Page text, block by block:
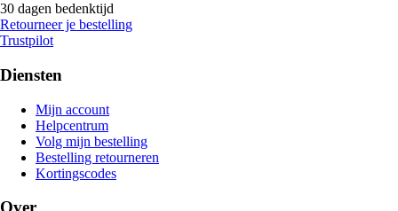
30 dagen bedenktijd
Retourneer je bestelling
Trustpilot
Diensten
Mijn account
Helpcentrum
Volg mijn bestelling
Bestelling retourneren
Kortingscodes